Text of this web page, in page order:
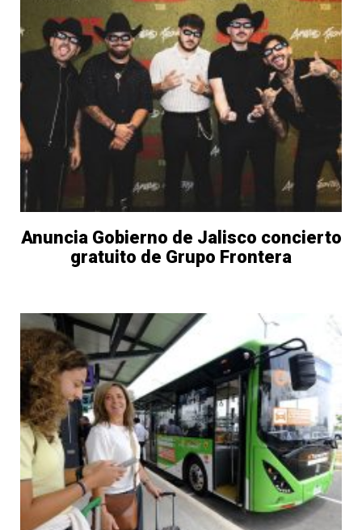
Anuncia Gobierno de Jalisco concierto
gratuito de Grupo Frontera